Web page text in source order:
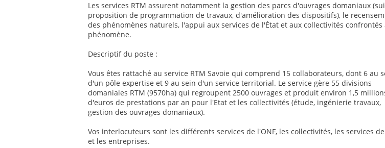
Les services RTM assurent notamment la gestion des parcs d'ouvrages domaniaux
proposition de programmation de travaux, d'amélioration des dispositifs), le
des phénomènes naturels, l'appui aux services de l'État et aux collectivités confrontés
phénomène.
Descriptif du poste :
Vous êtes rattaché au service RTM Savoie qui comprend 15 collaborateurs, dont 6 au
d'un pôle expertise et 9 au sein d'un service territorial. Le service gère 55 divisions
domaniales RTM (9570ha) qui regroupent 2500 ouvrages et produit environ 1,5
d'euros de prestations par an pour l'Etat et les collectivités (étude, ingénierie travaux,
gestion des ouvrages domaniaux).
Vos interlocuteurs sont les différents services de l'ONF, les collectivités, les services
et les entreprises.